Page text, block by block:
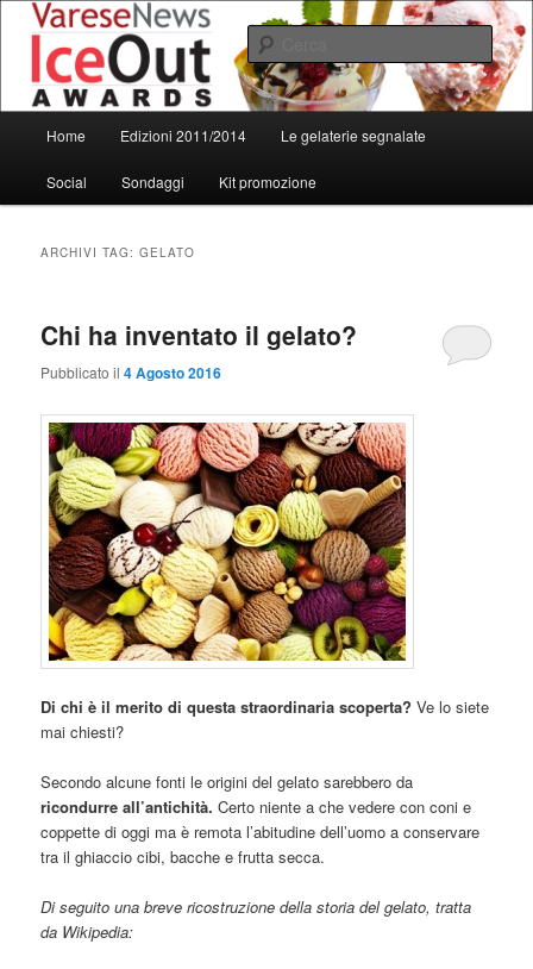
contenuto
principale
contenuto
secondario
IceOut Awards
Cerca
Home Edizioni 2011/2014 Le gelaterie segnalate
Social Sondaggi Kit promozione
ARCHIVI TAG:GELATO
Chi ha inventato il gelato?
Pubblicato il4 Agosto 2016
Di chi è il merito di questa straordinaria scoperta? Ve lo siete
mai chiesti?
Secondo alcune fonti le origini del gelato sarebbero da
ricondurre all’antichità. Certo niente a che vedere con coni e
coppette di oggi ma è remota l’abitudine dell’uomo a conservare
tra il ghiaccio cibi, bacche e frutta secca.
Di seguito una breve ricostruzione della storia del gelato, tratta
da Wikipedia: